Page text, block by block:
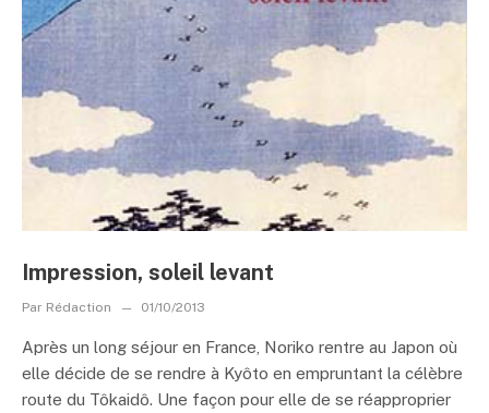
Impression, soleil levant
Par Rédaction 01/10/2013
Après un long séjour en France, Noriko rentre au Japon où
elle décide de se rendre à Kyôto en empruntant la célèbre
route du Tôkaidô. Une façon pour elle de se réapproprier